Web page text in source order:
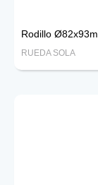
Rodillo
RUEDA SOLA